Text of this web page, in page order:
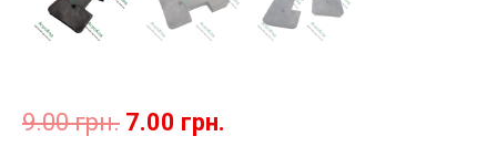
9.00грн. Первоначальная
7.00 грн.